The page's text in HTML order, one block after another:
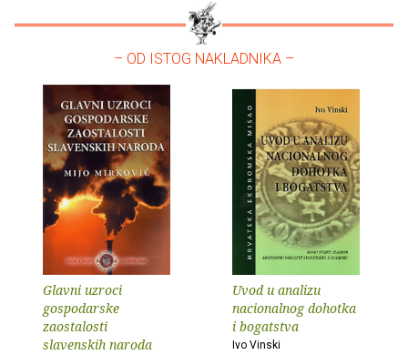
– OD ISTOG NAKLADNIKA –
Glavni uzroci
gospodarske
zaostalosti
slavenskih naroda
Uvod u analizu
nacionalnog dohotka
i bogatstva
Ivo Vinski